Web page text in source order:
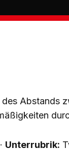
Abstands
Unterrubrik: